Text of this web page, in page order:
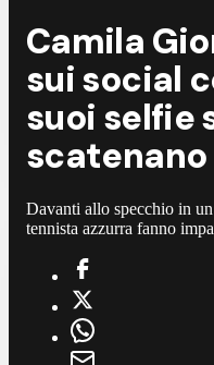
Camila
sui social
suoi selfie
scatenano
Davanti allo specchio in
tennista azzurra fanno